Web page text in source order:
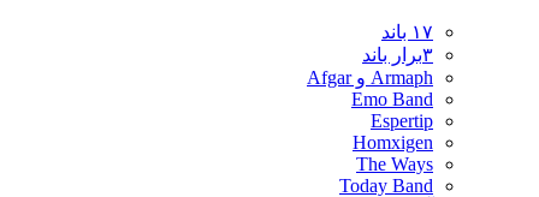
Armaph و Afgar
Emo Band
Espertip
Homxigen
The Ways
Today Band